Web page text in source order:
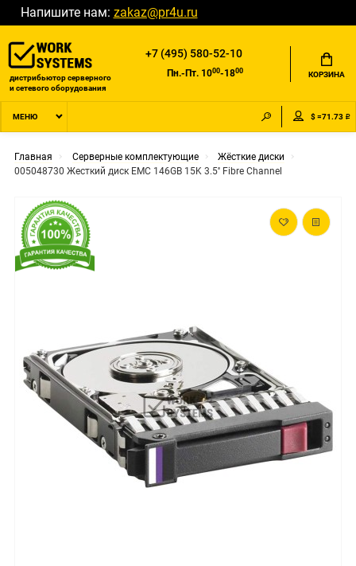
Напишите нам: zakaz@pr4u.ru
дистрибьютор серверного
и сетевого оборудования
+7 (495) 580-52-10
Пн.-Пт. 1000-1800 КОРЗИНА
МЕНЮ $ =71.73 ₽
Главная Серверные комплектующие
Жёсткие диски
005048730 Жесткий диск EMC 146GB 15K 3.5'' Fibre Channel